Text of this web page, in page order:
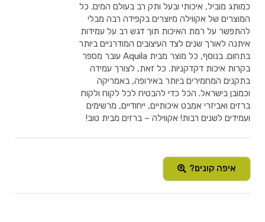
כמותג מוביל, איכותי ובעל ותק רב בעולם המים. כל
המוצרים של אקווילה מיוצרים בקפידה רבה מבלי
להתפשר על רמת האיכות תוך דגש רב על עמידות
איתנה לאורך שנים לצד העיצובים המודרניים ביותר
בתחום. בנוסף, כל מוצר מבית Aquila עובר מספר
בקרות איכות דקדקניות. כל זאת, לצורך עמידה
בתקנים המחמירים ביותר באירופה, באמריקה
וכמובן בישראל. הכל כדי להבטיח לכל לקוח ולקוח
ברזים ואביזרי אמבט איכותיים, ייחודיים, מרשימים
ועמידים לשנים רבות! אקווילה – ברזים מבית טוב!
איפה קונים?